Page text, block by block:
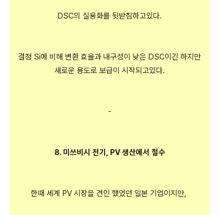
DSC의 실용화를 뒷받침하고있다.
결정 Si에 비해 변환 효율과 내구성이 낮은 DSC이긴 하지만
새로운 용도로 보급이 시작되고있다.
-
8. 미쓰비시 전기, PV 생산에서 철수
한때 세계 PV 시장을 견인 했었던 일본 기업이지만,